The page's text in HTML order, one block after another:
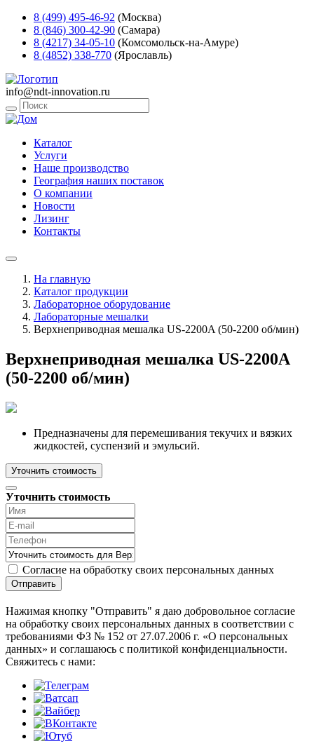
8 (499) 495-46-92 (Москва)
8 (846) 300-42-90 (Самара)
8 (4217) 34-05-10 (Комсомольск-на-Амуре)
8 (4852) 338-770 (Ярославль)
info@ndt-innovation.ru
Каталог
Услуги
Наше производство
География наших поставок
О компании
Новости
Лизинг
Контакты
На главную
Каталог продукции
Лабораторное оборудование
Лабораторные мешалки
Верхнеприводная мешалка US-2200A (50-2200 об/мин)
Верхнеприводная мешалка US-2200A
(50-2200 об/мин)
Предназначены для перемешивания текучих и вязких
жидкостей, суспензий и эмульсий.
Уточнить стоимость
Уточнить стоимость
Согласие на обработку своих персональных данных
Отправить
Нажимая кнопку "Отправить" я даю добровольное согласие
на обработку своих персональных данных в соответствии с
требованиями ФЗ № 152 от 27.07.2006 г. «О персональных
данных» и соглашаюсь с политикой конфиденциальности.
Cвяжитесь с нами: